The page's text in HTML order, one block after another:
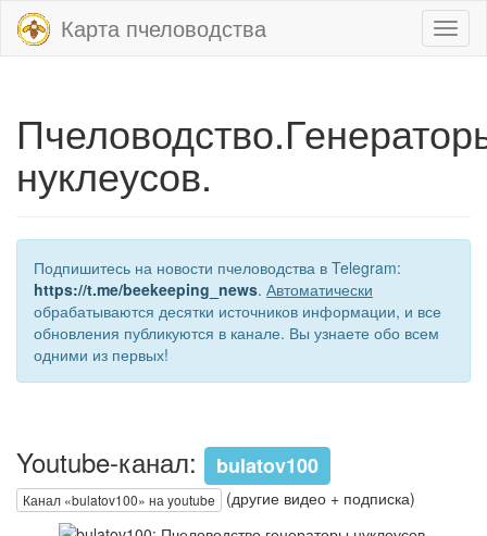
Карта пчеловодства
нуклеусов.
Подпишитесь на новости пчеловодства в Telegram:
https://t.me/beekeeping_news. Автоматически
обрабатываются десятки источников информации, и все
обновления публикуются в канале. Вы узнаете обо всем
одними из первых!
Youtube-канал: bulatov100
Канал «bulatov100» на youtube (другие видео + подписка)